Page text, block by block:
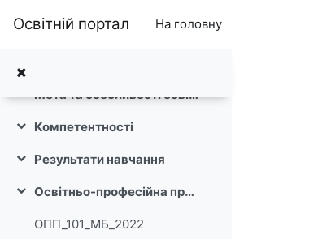
Освітній портал На головну
Загальне
Згорнути Мета та особливості освітньої програми
Згорнути
Компетентності
Згорнути
Результати навчання
Згорнути Освітньо-професійна програма
ОПП_101_МБ_2022